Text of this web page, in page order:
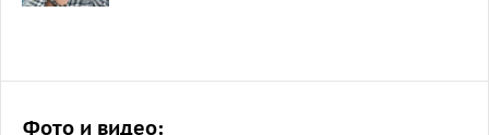
Фото и видео: